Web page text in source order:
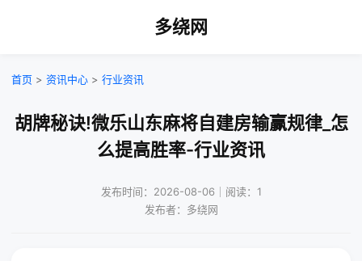
多绕网
首页 > 资讯中心 > 行业资讯
胡牌秘诀!微乐山东麻将自建房输赢规律_怎
么提高胜率-行业资讯
发布时间：2026-08-06｜阅读：1
发布者：多绕网